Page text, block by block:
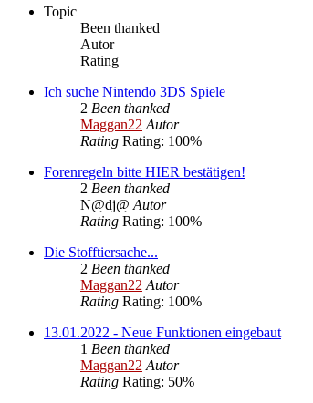
Spiele
Topic
Been thanked
Autor
Rating
Ich suche Nintendo 3DS Spiele
2 Been thanked
Maggan22 Autor
Rating Rating: 100%
Forenregeln bitte HIER bestätigen!
2 Been thanked
N@dj@ Autor
Rating Rating: 100%
Die Stofftiersache...
2 Been thanked
Maggan22 Autor
Rating Rating: 100%
13.01.2022 - Neue Funktionen eingebaut
1 Been thanked
Maggan22 Autor
Rating Rating: 50%